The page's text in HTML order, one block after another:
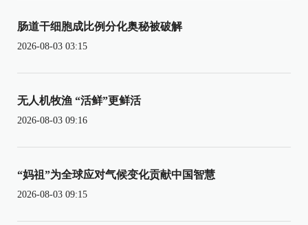
肠道干细胞成比例分化奥秘被破解
2026-08-03 03:15
无人机牧渔 “活鲜”更鲜活
2026-08-03 09:16
“妈祖”为全球应对气候变化贡献中国智慧
2026-08-03 09:15